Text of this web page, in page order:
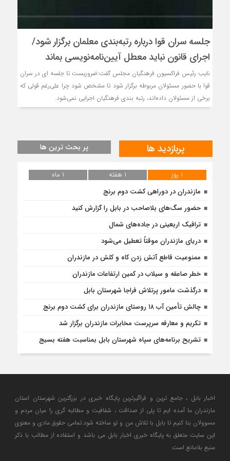
جلسه سران قوا درباره رتبه‌بندی معلمان برگزار شود/
اجرای قانون نباید معطل آیین‌نامه‌نویسی بماند
نایب رئیس فراکسیون فرهنگیان مجلس گفت:ضروریست تا جلسه ای در سران
قوا با حضور مسئولان مربوطه برگزار شود تا مشخص شود چرا علی‌رغم قولی که
برخی از مسئولان داده‌اند، رتبه بندی فرهنگیان اجرایی نمی‌شود.
پربازدید ها پر بحث ترین ها
۱ روز ۱ هفته
۱ ماه
مازندران در دوراهی کشت دوم برنج
حضور سگ‌های بلاصاحب در بابل را ‌گزارش کنید
ترافیک اربعینی در جاده‌های شمال
دریای مازندران موقتاً تعطیل می‌شود
ممنوعیت قاطع آتش زدن کاه و کلش در مازندران
خطر صاعقه و سیلاب در کمین ارتفاعات مازندران
درگذشت مامور پرتلاش فراجا شهرستان بابل
چالش تأمین آب ۱۸ روستای مازندران برای کشت دوم برنج
تکریم و معارفه سرپرست مخابرات مازندران برگزار شد
تشریح برنامه‌های سپاه شهرستان بابل بمناسبت هفته بسیج
اخبار بابل ، جامع ترین و فراگیرترین پایگاه خبری در بزرگترین شهرستان استان
مازندران ما آمده ایم تا پلی از صداقت ، شفافیت و مطالبه گری را میان مردم و
مسوولان بنا کنیم تا بابل با تلاش من و تو ساخته شود.تمامی حقوق مادی و معنوی
این سایت متعلق به پایگاه خبری اخبار بابل می باشد و استفاده از مطالب با ذکر
منبع بلامانع است.